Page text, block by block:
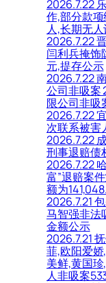
2026.7.22
作,部分款
人,长期无
2026.7.22
闫利兵掩饰
元,提存公示
2026.7.22
公司非吸案
限公司非吸
2026.7.22
次联系被害
2026.7.22
刑事退赔债
2026.7.22
富”退赔案
额为
2026.7.21
马智强非法
金额公示
2026.7.21
菲,欧阳爱
美鲜,黄国
人非吸案